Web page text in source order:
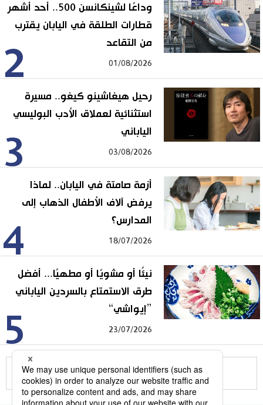
2
وداعًا لشينكانسن 500.. أحد أشهر
قطارات الطلقة في اليابان يقترب
من التقاعد
01/08/2026
3
رحيل هيغاشينو كيغو.. مسيرة
استثنائية لعملاق الأدب البوليسي
الياباني
03/08/2026
4
أزمة صامتة في اليابان.. لماذا
يرفض آلاف الأطفال الذهاب إلى
المدارس؟
18/07/2026
5
نيئًا أو مشويًا أو مطهيًا... أفضل
طرق الاستمتاع بالسردين الياباني
”إيواشي“
23/07/2026
للمزيد